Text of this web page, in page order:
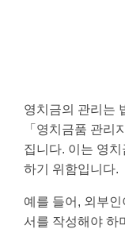
영치금의 관리는
「영치금품 관리
집니다. 이는 영
하기 위함입니다.
예를 들어, 외부
서를 작성해야 하